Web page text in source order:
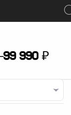
990 ₽